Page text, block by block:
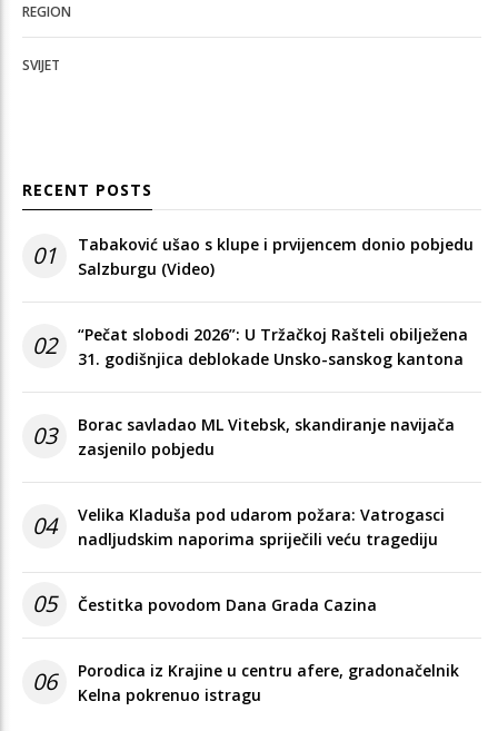
REGION
SVIJET
RECENT POSTS
01
Tabaković ušao s klupe i prvijencem donio pobjedu
Salzburgu (Video)
02
“Pečat slobodi 2026”: U Tržačkoj Rašteli obilježena
31. godišnjica deblokade Unsko-sanskog kantona
03
Borac savladao ML Vitebsk, skandiranje navijača
zasjenilo pobjedu
04
Velika Kladuša pod udarom požara: Vatrogasci
nadljudskim naporima spriječili veću tragediju
05 Čestitka povodom Dana Grada Cazina
06
Porodica iz Krajine u centru afere, gradonačelnik
Kelna pokrenuo istragu